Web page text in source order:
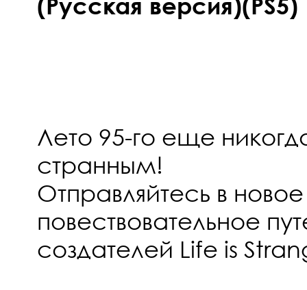
(Русская версия)(PS5)
Лето 95-го еще
странным!
Отправляйтесь в новое
повествовательное
создателей Life is